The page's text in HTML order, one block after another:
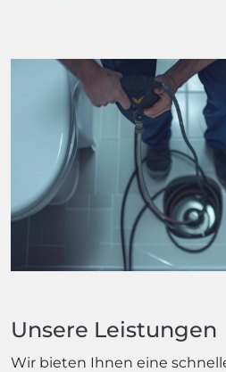
Unsere Leistungen
Wir bieten Ihnen eine